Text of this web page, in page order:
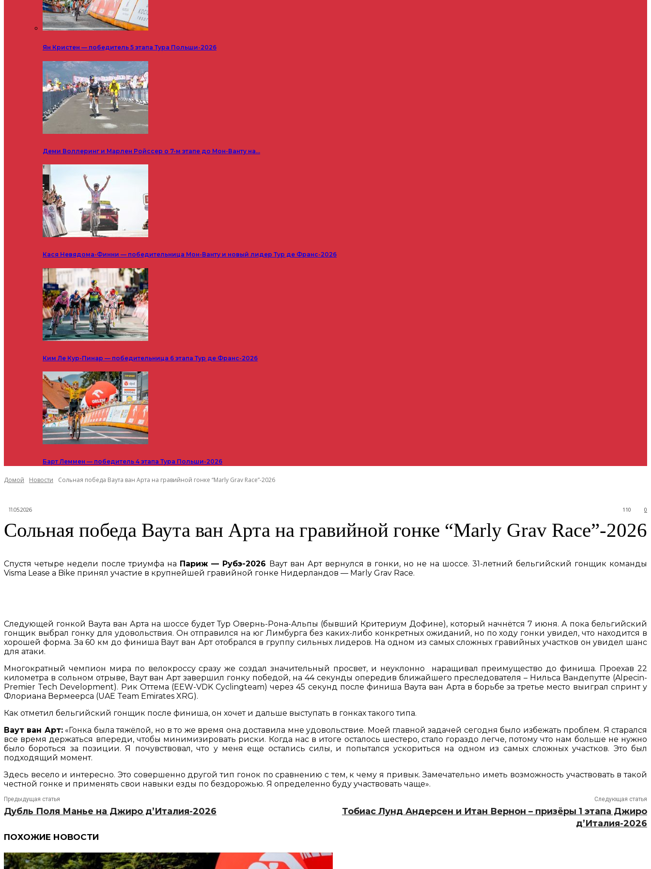
Ян Кристен — победитель 5 этапа Тура Польши-2026
Деми Воллеринг и Марлен Ройссер о 7-м этапе до Мон-Ванту на…
Кася Невядома-Финни — победительница Мон-Ванту и новый лидер Тур де Франс-2026
Ким Ле Кур-Пинар — победительница 6 этапа Тур де Франс-2026
Барт Леммен — победитель 4 этапа Тура Польши-2026
Домой Новости Сольная победа Ваута ван Арта на гравийной гонке “Marly Grav Race”-2026
11.05.2026 0
110
Сольная победа Ваута ван Арта на гравийной гонке “Marly Grav Race”-2026
Спустя четыре недели после триумфа на Париж — Рубэ-2026 Ваут ван Арт вернулся в гонки, но не на шоссе. 31-летний бельгийский гонщик команды
Visma Lease a Bike принял участие в крупнейшей гравийной гонке Нидерландов — Marly Grav Race.
Следующей гонкой Ваута ван Арта на шоссе будет Тур Овернь-Рона-Альпы (бывший Критериум Дофине), который начнётся 7 июня. А пока бельгийский
гонщик выбрал гонку для удовольствия. Он отправился на юг Лимбурга без каких-либо конкретных ожиданий, но по ходу гонки увидел, что находится в
хорошей форма. За 60 км до финиша Ваут ван Арт отобрался в группу сильных лидеров. На одном из самых сложных гравийных участков он увидел шанс
для атаки.
Многократный чемпион мира по велокроссу сразу же создал значительный просвет, и неуклонно наращивал преимущество до финиша. Проехав 22
километра в сольном отрыве, Ваут ван Арт завершил гонку победой, на 44 секунды опередив ближайшего преследователя – Нильса Вандепутте (Alpecin-
Premier Tech Development). Рик Оттема (EEW-VDK Cyclingteam) через 45 секунд после финиша Ваута ван Арта в борьбе за третье место выиграл спринт у
Флориана Вермеерса (UAE Team Emirates XRG).
Как отметил бельгийский гонщик после финиша, он хочет и дальше выступать в гонках такого типа.
Ваут ван Арт:«Гонка была тяжёлой, но в то же время она доставила мне удовольствие. Моей главной задачей сегодня было избежать проблем. Я старался
все время держаться впереди, чтобы минимизировать риски. Когда нас в итоге осталось шестеро, стало гораздо легче, потому что нам больше не нужно
было бороться за позиции. Я почувствовал, что у меня еще остались силы, и попытался ускориться на одном из самых сложных участков. Это был
подходящий момент.
Здесь весело и интересно. Это совершенно другой тип гонок по сравнению с тем, к чему я привык. Замечательно иметь возможность участвовать в такой
честной гонке и применять свои навыки езды по бездорожью. Я определенно буду участвовать чаще».
Предыдущая статья
Дубль Поля Манье на Джиро д’Италия-2026
Следующая статья
Тобиас Лунд Андерсен и Итан Вернон – призёры 1 этапа Джиро
д’Италия-2026
ПОХОЖИЕ НОВОСТИ